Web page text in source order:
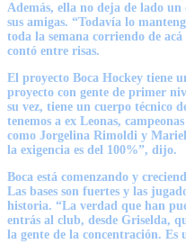
Además, ella no deja de lado
sus amigas. “Todavía lo
toda la semana corriendo de
contó entre risas.
El proyecto Boca Hockey tiene
proyecto con gente de primer
su vez, tiene un cuerpo técnico
tenemos a ex Leonas,
como Jorgelina Rimoldi y
la exigencia es del 100%”, dijo.
Boca está comenzando y
Las bases son fuertes y las
historia. “La verdad que han
entrás al club, desde Griselda,
la gente de la concentración.